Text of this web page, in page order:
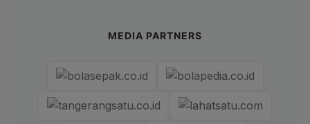
MEDIA PARTNERS